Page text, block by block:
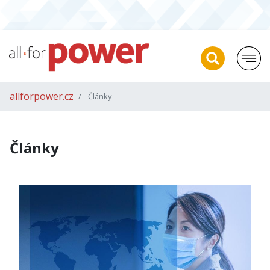
allforpower.cz Články
Články